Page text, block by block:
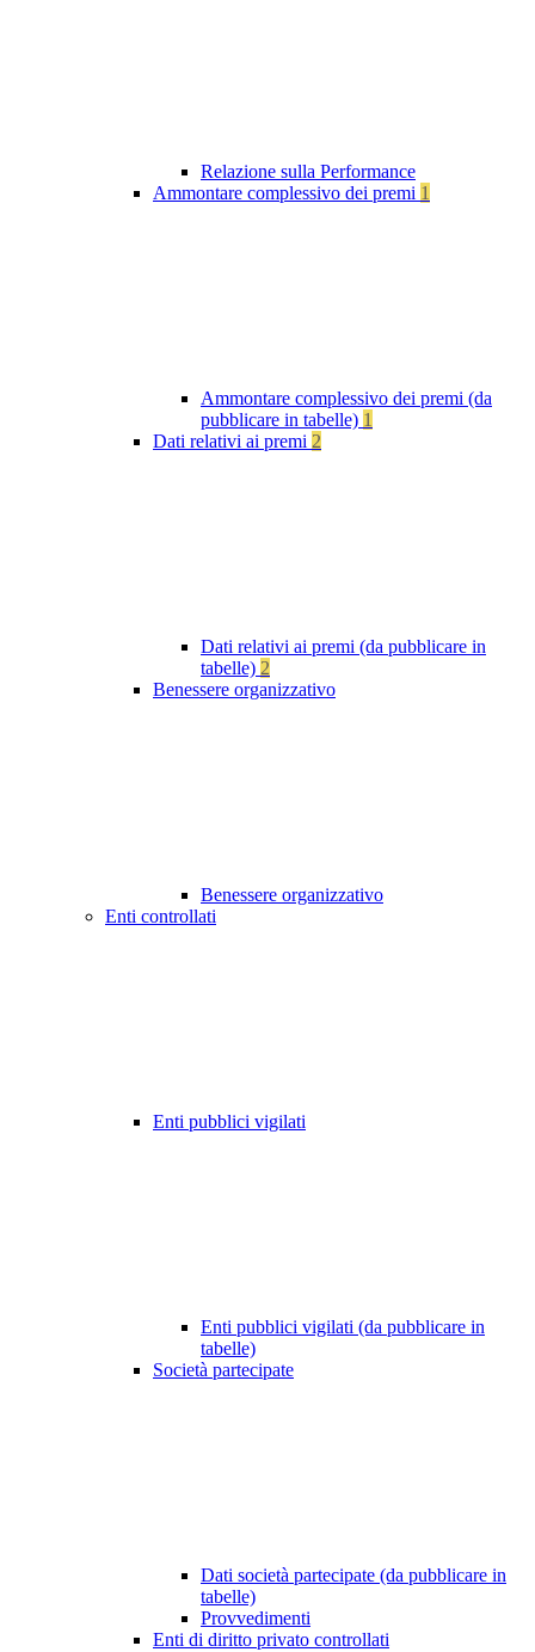
Relazione sulla Performance
Ammontare complessivo dei premi 1
Ammontare complessivo dei premi (da
pubblicare in tabelle) 1
Dati relativi ai premi 2
Dati relativi ai premi (da pubblicare in
tabelle) 2
Benessere organizzativo
Benessere organizzativo
Enti controllati
Enti pubblici vigilati
Enti pubblici vigilati (da pubblicare in
tabelle)
Società partecipate
Dati società partecipate (da pubblicare in
tabelle)
Provvedimenti
Enti di diritto privato controllati